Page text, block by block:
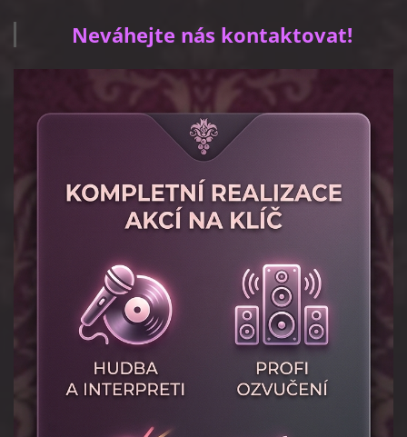
Neváhejte nás kontaktovat!